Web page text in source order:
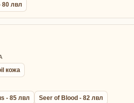
80 лвл
кожа
- 85 лвл
Seer of Blood - 82 лвл